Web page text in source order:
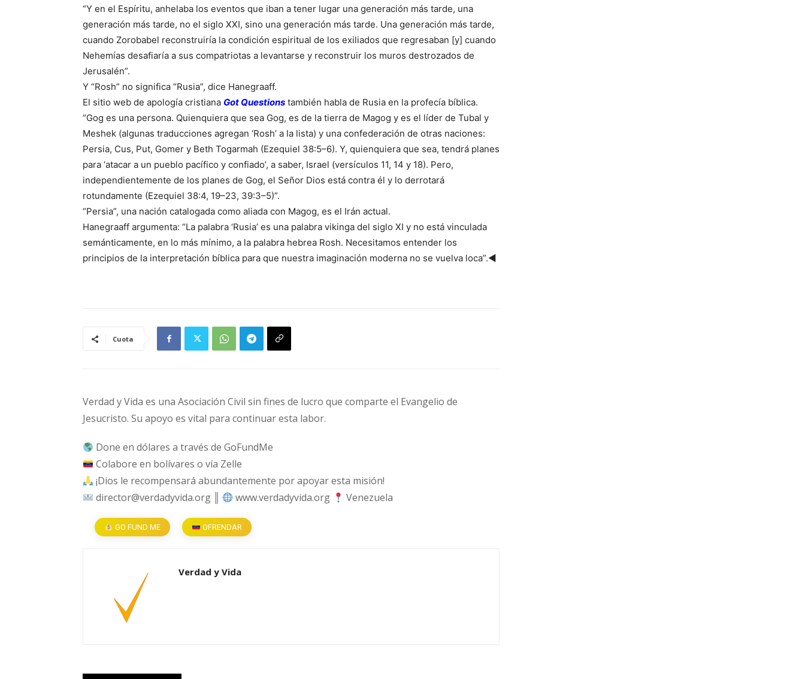
“Y en el Espíritu, anhelaba los eventos que iban a tener lugar una generación más tarde, una
generación más tarde, no el siglo XXI, sino una generación más tarde. Una generación más tarde,
cuando Zorobabel reconstruiría la condición espiritual de los exiliados que regresaban [y] cuando
Nehemías desafiaría a sus compatriotas a levantarse y reconstruir los muros destrozados de
Jerusalén”.
Y “Rosh” no significa “Rusia”, dice Hanegraaff.
El sitio web de apología cristiana Got Questions también habla de Rusia en la profecía bíblica.
“Gog es una persona. Quienquiera que sea Gog, es de la tierra de Magog y es el líder de Tubal y
Meshek (algunas traducciones agregan ‘Rosh’ a la lista) y una confederación de otras naciones:
Persia, Cus, Put, Gomer y Beth Togarmah (Ezequiel 38:5–6). Y, quienquiera que sea, tendrá planes
para ‘atacar a un pueblo pacífico y confiado’, a saber, Israel (versículos 11, 14 y 18). Pero,
independientemente de los planes de Gog, el Señor Dios está contra él y lo derrotará
rotundamente (Ezequiel 38:4, 19–23, 39:3–5)”.
“Persia”, una nación catalogada como aliada con Magog, es el Irán actual.
Hanegraaff argumenta: “La palabra ‘Rusia’ es una palabra vikinga del siglo XI y no está vinculada
semánticamente, en lo más mínimo, a la palabra hebrea Rosh. Necesitamos entender los
principios de la interpretación bíblica para que nuestra imaginación moderna no se vuelva loca”.◄
Cuota
Verdad y Vida es una Asociación Civil sin fines de lucro que comparte el Evangelio de
Jesucristo. Su apoyo es vital para continuar esta labor.
Done en dólares a través de GoFundMe
Colabore en bolívares o vía Zelle
¡Dios le recompensará abundantemente por apoyar esta misión!
director@verdadyvida.org ║
www.verdadyvida.org Venezuela
GO FUND ME OFRENDAR
Verdad y Vida